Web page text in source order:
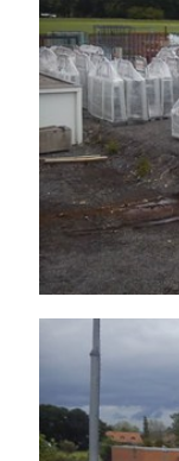
Références
Contact